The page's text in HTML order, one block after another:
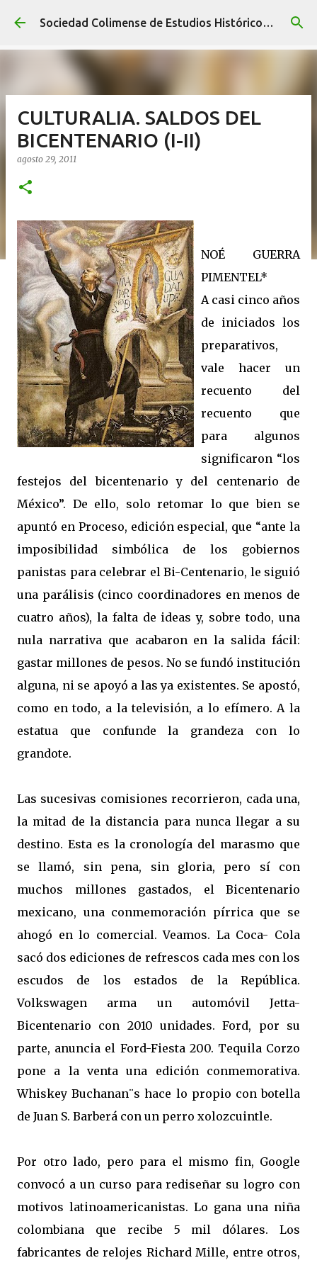
Ir al contenido principal Sociedad Colimense de Estudios Históricos A. C.
CULTURALIA. SALDOS DEL
BICENTENARIO (I-II)
agosto 29, 2011
NOÉ GUERRA
PIMENTEL*
A casi cinco años
de iniciados los
preparativos,
vale hacer un
recuento del
recuento que
para algunos
significaron “los
festejos del bicentenario y del centenario de
México”. De ello, solo retomar lo que bien se
apuntó en Proceso, edición especial, que “ante la
imposibilidad simbólica de los gobiernos
panistas para celebrar el Bi-Centenario, le siguió
una parálisis (cinco coordinadores en menos de
cuatro años), la falta de ideas y, sobre todo, una
nula narrativa que acabaron en la salida fácil:
gastar millones de pesos. No se fundó institución
alguna, ni se apoyó a las ya existentes. Se apostó,
como en todo, a la televisión, a lo efímero. A la
estatua que confunde la grandeza con lo
grandote.
Las sucesivas comisiones recorrieron, cada una,
la mitad de la distancia para nunca llegar a su
destino. Esta es la cronología del marasmo que
se llamó, sin pena, sin gloria, pero sí con
muchos millones gastados, el Bicentenario
mexicano, una conmemoración pírrica que se
ahogó en lo comercial. Veamos. La Coca- Cola
sacó dos ediciones de refrescos cada mes con los
escudos de los estados de la República.
Volkswagen arma un automóvil Jetta-
Bicentenario con 2010 unidades. Ford, por su
parte, anuncia el Ford-Fiesta 200. Tequila Corzo
pone a la venta una edición conmemorativa.
Whiskey Buchanan¨s hace lo propio con botella
de Juan S. Barberá con un perro xolozcuintle.
Por otro lado, pero para el mismo fin, Google
convocó a un curso para rediseñar su logro con
motivos latinoamericanistas. Lo gana una niña
colombiana que recibe 5 mil dólares. Los
fabricantes de relojes Richard Mille, entre otros,